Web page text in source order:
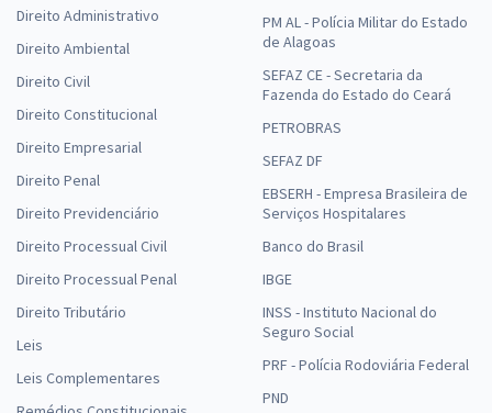
Direito Administrativo
Direito Ambiental
Direito Civil
Direito Constitucional
Direito Empresarial
Direito Penal
Direito Previdenciário
Direito Processual Civil
Direito Processual Penal
Direito Tributário
Leis
Leis Complementares
PM AL - Polícia Militar do Estado
de Alagoas
SEFAZ CE - Secretaria da
Fazenda do Estado do Ceará
PETROBRAS
SEFAZ DF
EBSERH - Empresa Brasileira de
Serviços Hospitalares
Banco do Brasil
IBGE
INSS - Instituto Nacional do
Seguro Social
PRF - Polícia Rodoviária Federal
PND